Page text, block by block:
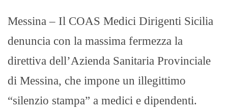
Messina – Il COAS Medici Dirigenti Sicilia
denuncia con la massima fermezza la
direttiva dell’Azienda Sanitaria Provinciale
di Messina, che impone un illegittimo
“silenzio stampa” a medici e dipendenti.